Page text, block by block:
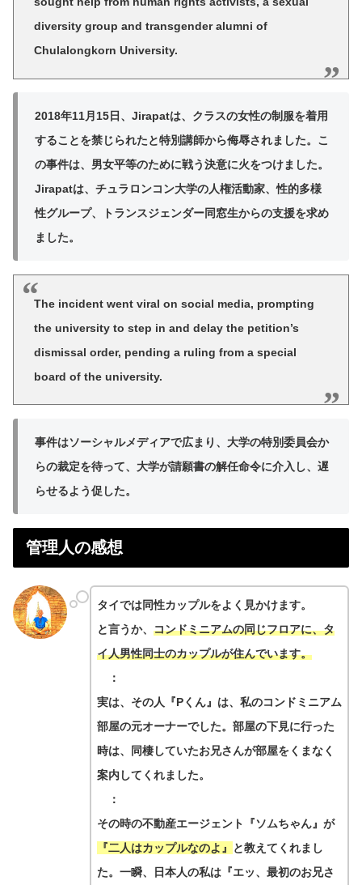
diversity group and transgender alumni of
Chulalongkorn University.
2018年11月15日、Jirapatは、クラスの女性の制服を着用
することを禁じられたと特別講師から侮辱されました。こ
の事件は、男女平等のために戦う決意に火をつけました。
Jirapatは、チュラロンコン大学の人権活動家、性的多様
性グループ、トランスジェンダー同窓生からの支援を求め
ました。
The incident went viral on social media, prompting
the university to step in and delay the petition’s
dismissal order, pending a ruling from a special
board of the university.
事件はソーシャルメディアで広まり、大学の特別委員会か
らの裁定を待って、大学が請願書の解任命令に介入し、遅
らせるよう促した。
管理人の感想
タイでは同性カップルをよく見かけます。
と言うか、 コンドミニアムの同じフロアに、タ
イ人男性同士のカップルが住んでいます。
：
実は、その人『Pくん』は、私のコンドミニアム
部屋の元オーナーでした。部屋の下見に行った
時は、同棲していたお兄さんが部屋をくまなく
案内してくれました。
：
その時の不動産エージェント『ソムちゃん』が
『二人はカップルなのよ』
と教えてくれまし
た。一瞬、日本人の私は『エッ、最初のお兄さ